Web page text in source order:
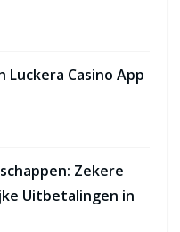
Casino App
Zekere
Uitbetalingen in